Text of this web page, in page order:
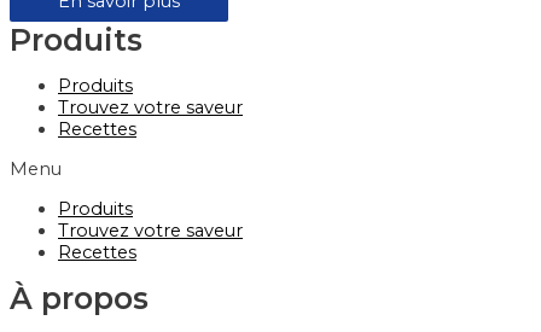
Produits
Produits
Trouvez votre saveur
Recettes
Menu
Produits
Trouvez votre saveur
Recettes
À propos